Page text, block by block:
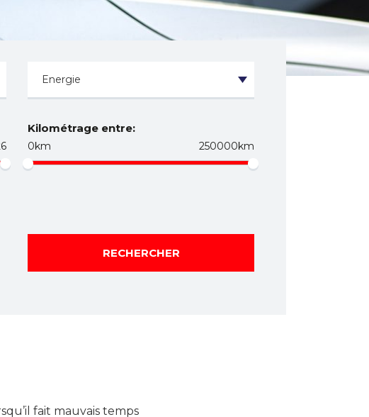
Kilométrage entre:
0km 250000km
RECHERCHER
fait mauvais temps